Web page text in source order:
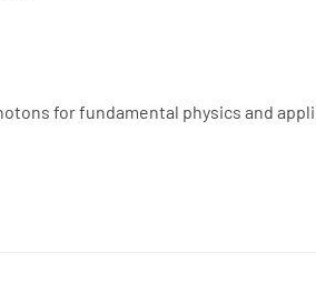
for fundamental physics and